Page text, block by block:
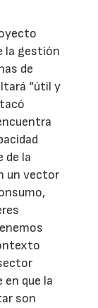
la gestión
de
“útil y
de la
un vector
que la
son